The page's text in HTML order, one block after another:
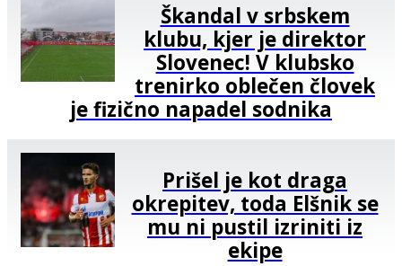
Škandal v srbskem
klubu, kjer je direktor
Slovenec! V klubsko
trenirko oblečen človek
je fizično napadel sodnika
Prišel je kot draga
okrepitev, toda Elšnik se
mu ni pustil izriniti iz
ekipe